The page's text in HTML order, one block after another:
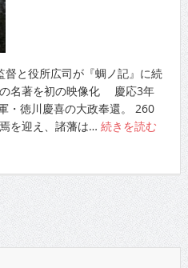
名著を初の映像化 慶応3年
・徳川慶喜の大政奉還。 260
を迎え、諸藩は…続きを読む